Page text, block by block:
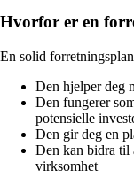
Hvorfor er en
En solid
Den hjelper deg
Den fungerer
potensielle
Den gir deg en
Den kan bidra til
virksomhet